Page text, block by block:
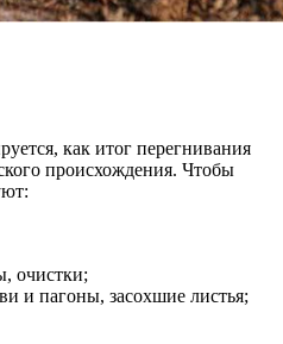
как итог перегнивания
происхождения. Чтобы
очистки;
и пагоны, засохшие листья;